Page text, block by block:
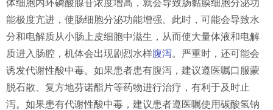
体细胞内环磷酸腺苷浓度增高，就会导致肠黏膜细胞分泌功
能极度亢进，使肠细胞分泌功能增强。此时，可能会导致水
分和电解质从小肠上皮细胞中滋生，从而使大量体液和电解
质进入肠腔，机体会出现剧烈水样腹泻。严重时，还可能会
诱发代谢性酸中毒。如果患者患有腹泻，建议遵医嘱口服蒙
脱石散、复方地芬诺酯片等药物进行治疗，有利于及时止
泻。如果患有代谢性酸中毒，建议患者遵医嘱使用碳酸氢钠